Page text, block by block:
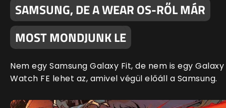
SAMSUNG, DE A WEAR OS-RŐL MÁR
MOST MONDJUNK LE
Nem egy Samsung Galaxy Fit, de nem is egy Galaxy
Watch FE lehet az, amivel végül előáll a Samsung.